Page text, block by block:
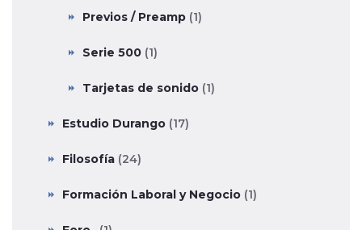
Previos / Preamp (1)
Serie 500 (1)
Tarjetas de sonido (1)
Estudio Durango (17)
Filosofía (24)
Formación Laboral y Negocio (1)